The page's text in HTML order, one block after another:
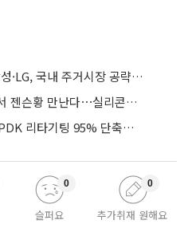
유럽서 키운 히트펌프…삼성·LG, 국내 주거시장 공략 ‘속도’
이재용·최태원·이해진, 美서 젠슨황 만난다⋯실리콘밸리 집결하는 AI리더
최정연 삼성전자 부사장 "PDK 리타기팅 95% 단축…에이전트 AI 시범 활용"
슬퍼요
0
추가취재 원해요
0